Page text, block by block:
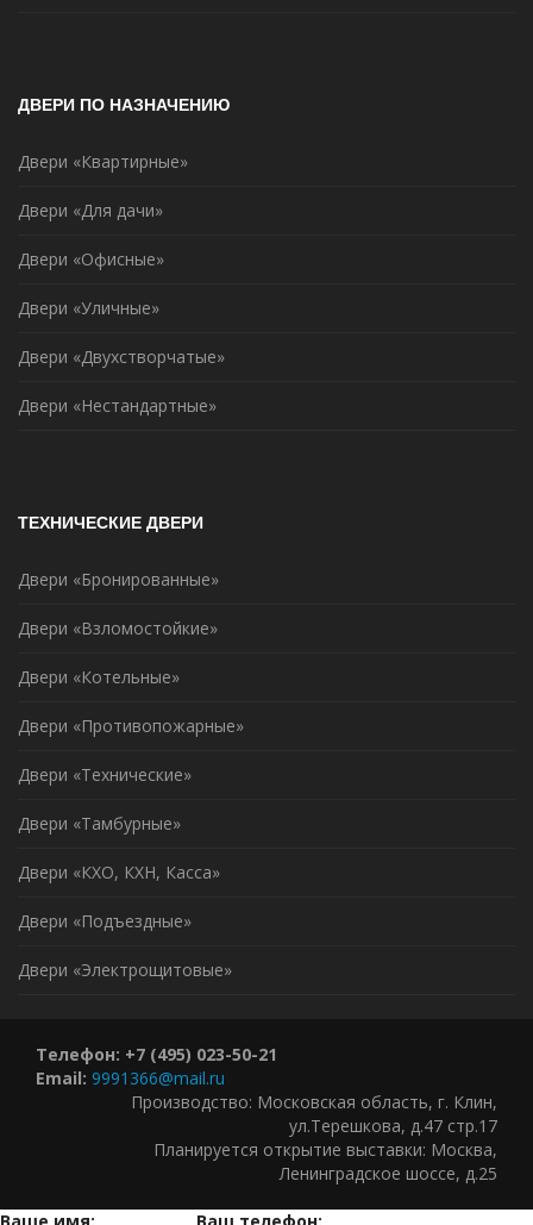
ДВЕРИ ПО НАЗНАЧЕНИЮ
Двери «Квартирные»
Двери «Для дачи»
Двери «Офисные»
Двери «Уличные»
Двери «Двухстворчатые»
Двери «Нестандартные»
ТЕХНИЧЕСКИЕ ДВЕРИ
Двери «Бронированные»
Двери «Взломостойкие»
Двери «Котельные»
Двери «Противопожарные»
Двери «Технические»
Двери «Тамбурные»
Двери «КХО, КХН, Касса»
Двери «Подъездные»
Двери «Электрощитовые»
Телефон: +7 (495) 023-50-21
Email: 9991366@mail.ru
Производство: Московская область, г. Клин,
ул.Терешкова, д.47 стр.17
Планируется открытие выставки: Москва,
Ленинградское шоссе, д.25